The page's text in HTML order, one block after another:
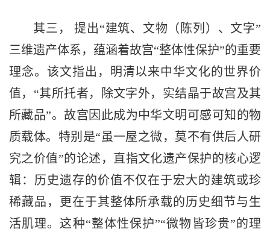
其三， 提出“建筑、文物（陈列）、文字”
三维遗产体系，蕴涵着故宫“整体性保护”的重要
理念。该文指出，明清以来中华文化的世界价
值，“其所托者，除文字外，实结晶于故宫及其
所藏品”。故宫因此成为中华文明可感可知的物
质载体。特别是“虽一屋之微，莫不有供后人研
究之价值”的论述，直指文化遗产保护的核心逻
辑：历史遗存的价值不仅在于宏大的建筑或珍
稀藏品，更在于其整体所承载的历史细节与生
活肌理。这种“整体性保护”“微物皆珍贵”的理